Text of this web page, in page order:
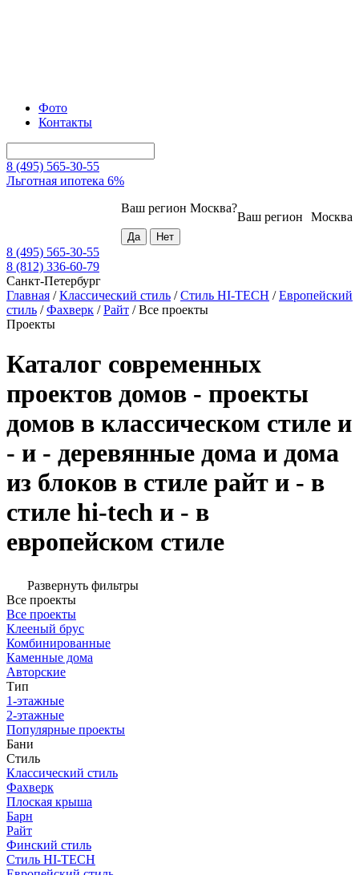
Фото
Контакты
8 (495) 565-30-55
Льготная ипотека 6%
Москва
Ваш регион
Ваш регион Москва?
8 (495) 565-30-55
8 (812) 336-60-79
Санкт-Петербург
Главная /Классический стиль /Стиль HI-TECH /Европейский
стиль /Фахверк /Райт /Все проекты
Проекты
Каталог современных
проектов домов - проекты
домов в классическом стиле и
- и - деревянные дома и дома
из блоков в стиле райт и - в
стиле hi-tech и - в
европейском стиле
Развернуть фильтры
Все проекты
Все проекты
Клееный брус
Комбинированные
Каменные дома
Авторские
Тип
1-этажные
2-этажные
Популярные проекты
Бани
Стиль
Классический стиль
Фахверк
Плоская крыша
Барн
Райт
Финский стиль
Стиль HI-TECH